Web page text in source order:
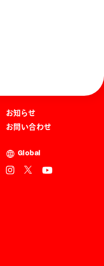
お知らせ
お問い合わせ
Global